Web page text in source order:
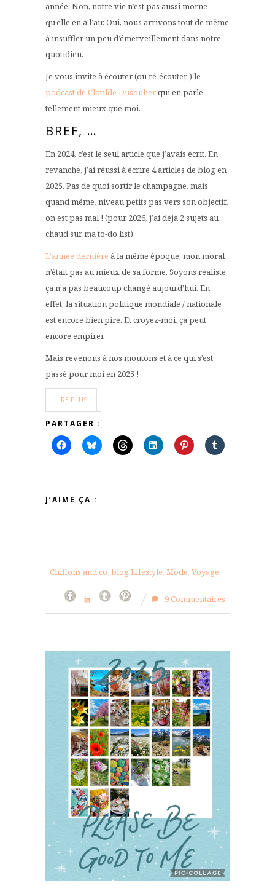
année. Non, notre vie n’est pas aussi morne
qu’elle en a l’air. Oui, nous arrivons tout de même
à insuffler un peu d’émerveillement dans notre
quotidien.
Je vous invite à écouter (ou ré-écouter ) le
podcast de Clotilde Dusoulierqui en parle
tellement mieux que moi.
BREF, …
En 2024, c’est le seul article que j’avais écrit. En
revanche, j’ai réussi à écrire 4 articles de blog en
2025. Pas de quoi sortir le champagne, mais
quand même, niveau petits pas vers son objectif,
on est pas mal ! (pour 2026, j’ai déjà 2 sujets au
chaud sur ma to-do list)
L’année dernière à la même époque, mon moral
n’était pas au mieux de sa forme. Soyons réaliste,
ça n’a pas beaucoup changé aujourd’hui. En
effet, la situation politique mondiale / nationale
est encore bien pire. Et croyez-moi, ça peut
encore empirer.
Mais revenons à nos moutons et à ce qui s’est
passé pour moi en 2025 !
LIRE PLUS
PARTAGER :
J’AIME ÇA :
Chiffons and co, blog Lifestyle, Mode, Voyage
9 Commentaires